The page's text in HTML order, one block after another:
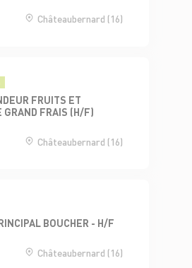
Châteaubernard (16)
FRUITS ET
GRAND FRAIS (H/F)
Châteaubernard (16)
BOUCHER - H/F
Châteaubernard (16)